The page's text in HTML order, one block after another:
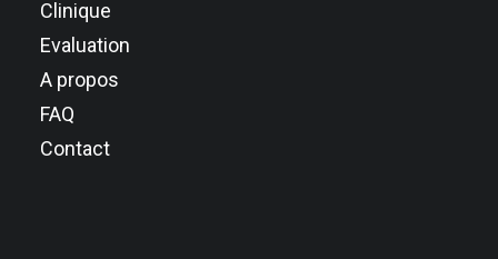
Clinique
Evaluation
A propos
FAQ
Contact